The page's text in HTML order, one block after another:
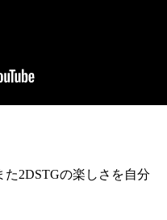
た2DSTGの楽しさを自分